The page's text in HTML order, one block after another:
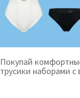
Покупай
трусики наборами с